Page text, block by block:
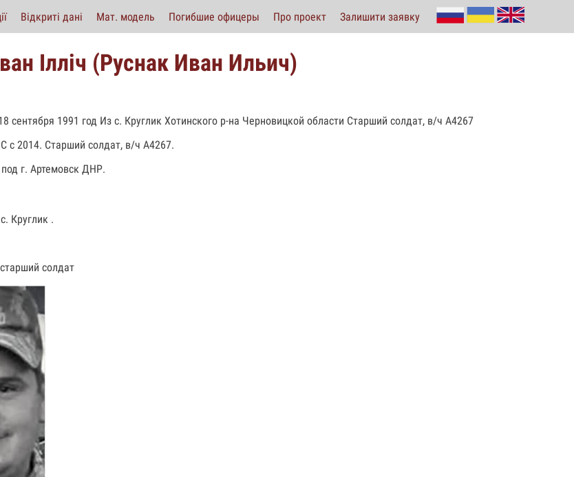
Відкриті дані Мат. модель Погибшие офицеры Про проект Залишити заявку
Ілліч (Руснак Иван Ильич)
сентября 1991 год Из с. Круглик Хотинского р-на Черновицкой области Старший солдат, в/ч А4267
с 2014. Старший солдат, в/ч А4267.
г. Артемовск ДНР.
Круглик .
солдат